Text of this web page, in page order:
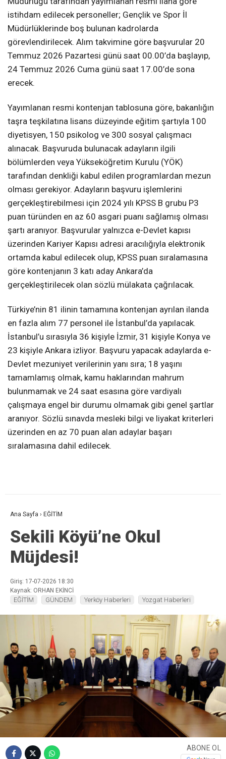
istihdam edilecek personeller; Gençlik ve Spor İl
Müdürlüklerinde boş bulunan kadrolarda
görevlendirilecek. Alım takvimine göre başvurular 20
Temmuz 2026 Pazartesi günü saat 00.00’da başlayıp,
24 Temmuz 2026 Cuma günü saat 17.00’de sona
erecek.
Yayımlanan resmi kontenjan tablosuna göre, bakanlığın
taşra teşkilatına lisans düzeyinde eğitim şartıyla 100
diyetisyen, 150 psikolog ve 300 sosyal çalışmacı
alınacak. Başvuruda bulunacak adayların ilgili
bölümlerden veya Yükseköğretim Kurulu (YÖK)
tarafından denkliği kabul edilen programlardan mezun
olması gerekiyor. Adayların başvuru işlemlerini
gerçekleştirebilmesi için 2024 yılı KPSS B grubu P3
puan türünden en az 60 asgari puanı sağlamış olması
şartı aranıyor. Başvurular yalnızca e-Devlet kapısı
üzerinden Kariyer Kapısı adresi aracılığıyla elektronik
ortamda kabul edilecek olup, KPSS puan sıralamasına
göre kontenjanın 3 katı aday Ankara’da
gerçekleştirilecek olan sözlü mülakata çağrılacak.
Türkiye’nin 81 ilinin tamamına kontenjan ayrılan ilanda
en fazla alım 77 personel ile İstanbul’da yapılacak.
İstanbul’u sırasıyla 36 kişiyle İzmir, 31 kişiyle Konya ve
23 kişiyle Ankara izliyor. Başvuru yapacak adaylarda e-
Devlet mezuniyet verilerinin yanı sıra; 18 yaşını
tamamlamış olmak, kamu haklarından mahrum
bulunmamak ve 24 saat esasına göre vardiyalı
çalışmaya engel bir durumu olmamak gibi genel şartlar
aranıyor. Sözlü sınavda mesleki bilgi ve liyakat kriterleri
üzerinden en az 70 puan alan adaylar başarı
sıralamasına dahil edilecek.
Ana Sayfa › EĞİTİM
Sekili Köyü’ne Okul
Müjdesi!
Giriş: 17-07-2026 18:30
Kaynak: ORHAN EKİNCİ
EĞİTİM GÜNDEM Yerköy Haberleri Yozgat Haberleri
ABONE OL